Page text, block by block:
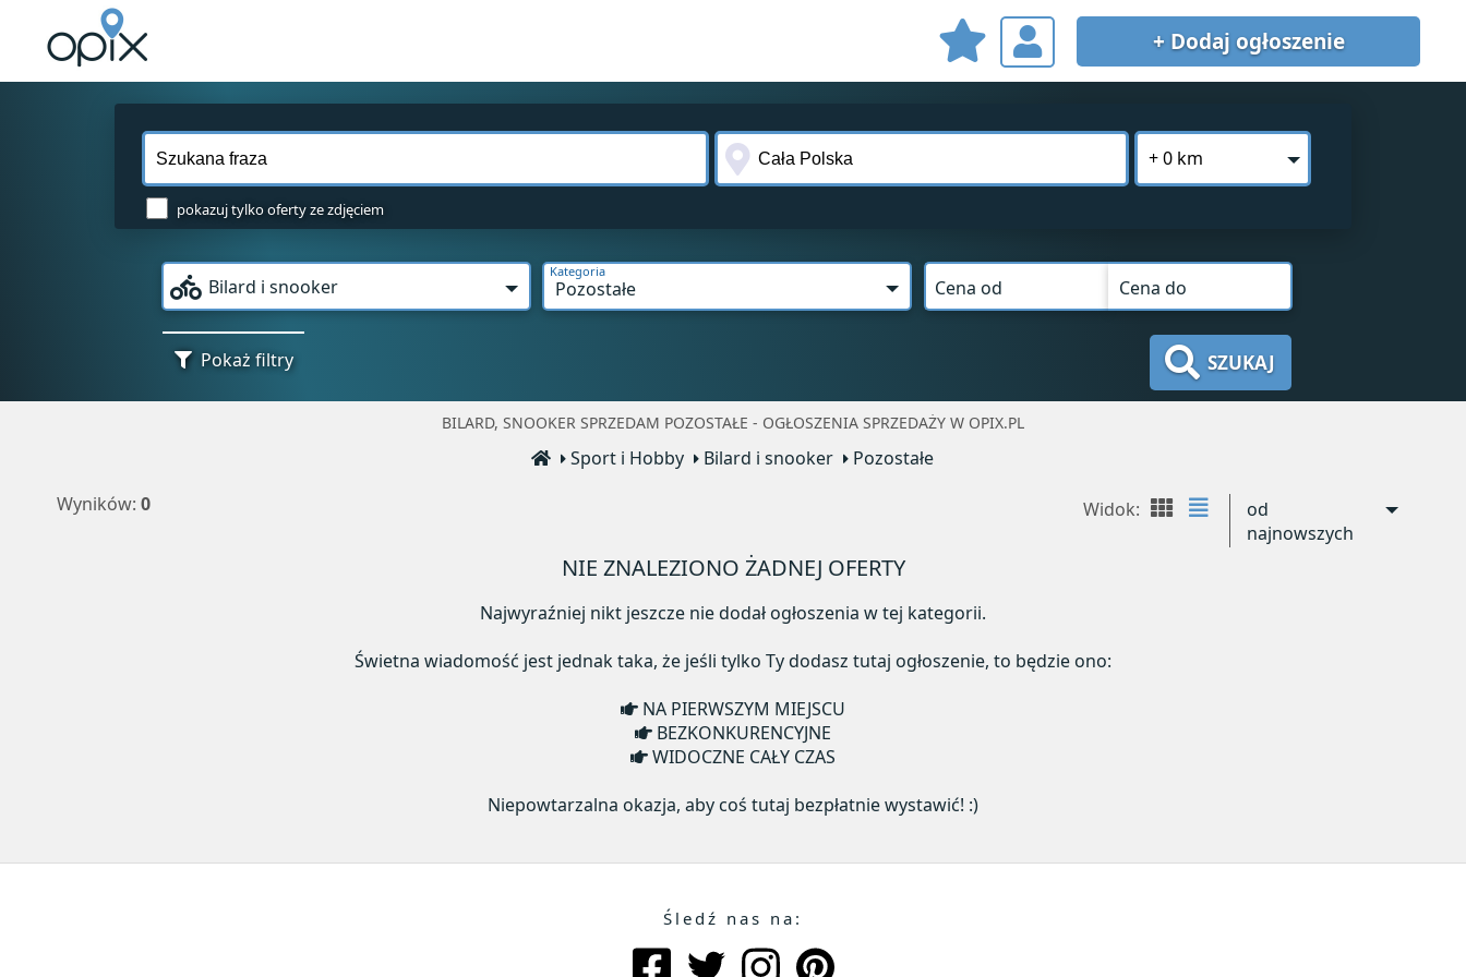
+ Dodaj ogłoszenie
+ 0 km
pokazuj tylko oferty ze zdjęciem
Bilard i snooker Pozostałe
Kategoria
Cena od Cena do
Pokaż filtry SZUKAJ
BILARD, SNOOKER SPRZEDAM POZOSTAŁE - OGŁOSZENIA SPRZEDAŻY W OPIX.PL
Sport i Hobby Bilard i snooker
Pozostałe
Wyników: 0 Widok:
od
najnowszych
NIE ZNALEZIONO ŻADNEJ OFERTY
Najwyraźniej nikt jeszcze nie dodał ogłoszenia w tej kategorii.
Świetna wiadomość jest jednak taka, że jeśli tylko Ty dodasz tutaj ogłoszenie, to będzie ono:
NA PIERWSZYM MIEJSCU
BEZKONKURENCYJNE
WIDOCZNE CAŁY CZAS
Niepowtarzalna okazja, aby coś tutaj bezpłatnie wystawić! :)
Śledź nas na: